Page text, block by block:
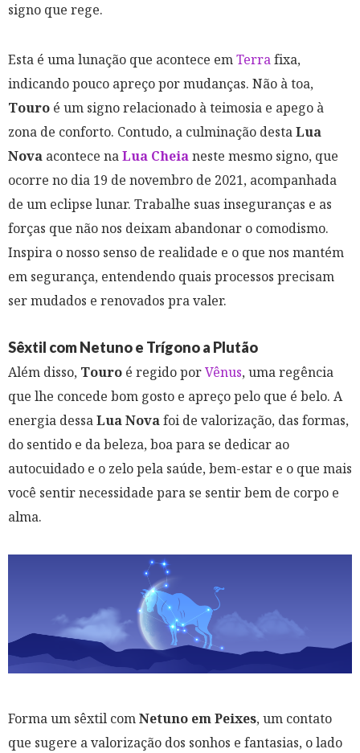
signo que rege.
Esta é uma lunação que acontece emTerrafixa,
indicando pouco apreço por mudanças. Não à toa,
Touro é um signo relacionado à teimosia e apego à
zona de conforto. Contudo, a culminação destaLua
Nova acontece naLua Cheianeste mesmo signo, que
ocorre no dia 19 de novembro de 2021, acompanhada
de um eclipse lunar. Trabalhe suas inseguranças e as
forças que não nos deixam abandonar o comodismo.
Inspira o nosso senso de realidade e o que nos mantém
em segurança, entendendo quais processos precisam
ser mudados e renovados pra valer.
Sêxtil com Netuno e Trígono a Plutão
Além disso, Touro é regido porVênus, uma regência
que lhe concede bom gosto e apreço pelo que é belo. A
energia dessaLua Novafoi de valorização, das formas,
do sentido e da beleza, boa para se dedicar ao
autocuidado e o zelo pela saúde, bem-estar e o que mais
você sentir necessidade para se sentir bem de corpo e
alma.
Forma um sêxtil comNetuno em Peixes, um contato
que sugere a valorização dos sonhos e fantasias, o lado